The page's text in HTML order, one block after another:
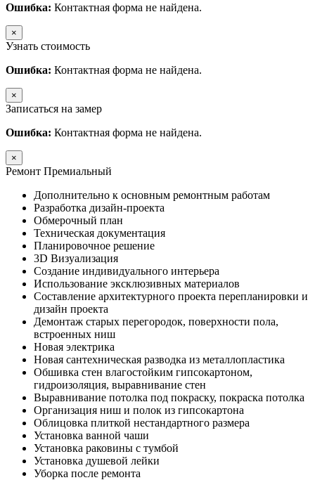
Ошибка: Контактная форма не найдена.
×
Узнать стоимость
Ошибка: Контактная форма не найдена.
×
Записаться на замер
Ошибка: Контактная форма не найдена.
×
Ремонт Премиальный
Дополнительно к основным ремонтным работам
Разработка дизайн-проекта
Обмерочный план
Техническая документация
Планировочное решение
3D Визуализация
Создание индивидуального интерьера
Использование эксклюзивных материалов
Составление архитектурного проекта перепланировки и
дизайн проекта
Демонтаж старых перегородок, поверхности пола,
встроенных ниш
Новая электрика
Новая сантехническая разводка из металлопластика
Обшивка стен влагостойким гипсокартоном,
гидроизоляция, выравнивание стен
Выравнивание потолка под покраску, покраска потолка
Организация ниш и полок из гипсокартона
Облицовка плиткой нестандартного размера
Установка ванной чаши
Установка раковины с тумбой
Установка душевой лейки
Уборка после ремонта